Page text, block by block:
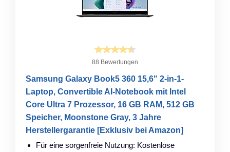
88 Bewertungen
Samsung Galaxy Book5 360 15,6" 2-in-1-
Laptop, Convertible AI-Notebook mit Intel
Core Ultra 7 Prozessor, 16 GB RAM, 512 GB
Speicher, Moonstone Gray, 3 Jahre
Herstellergarantie [Exklusiv bei Amazon]
Für eine sorgenfreie Nutzung: Kostenlose